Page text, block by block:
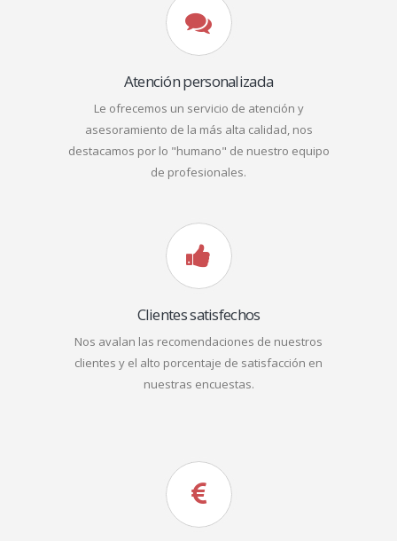
Atención personalizada
Le ofrecemos un servicio de atención y
asesoramiento de la más alta calidad, nos
destacamos por lo "humano" de nuestro equipo
de profesionales.
Clientes satisfechos
Nos avalan las recomendaciones de nuestros
clientes y el alto porcentaje de satisfacción en
nuestras encuestas.